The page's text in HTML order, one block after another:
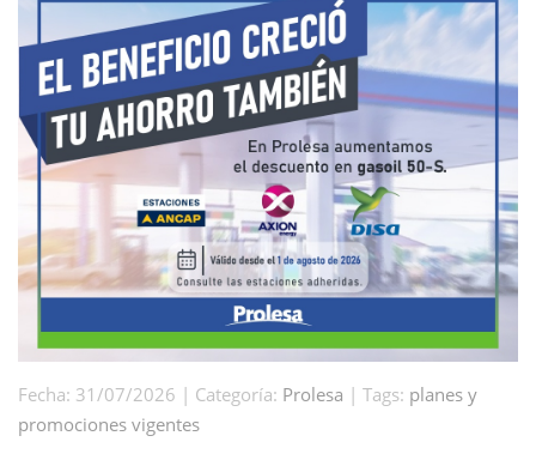
Fecha: 31/07/2026 | Categoría: Prolesa | Tags: planes y
promociones vigentes